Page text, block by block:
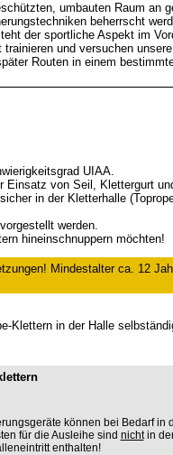
umbauten Raum an
beherrscht
der sportliche Aspekt im
und versuchen unsere
Routen in einem
UIAA.
Einsatz von Seil, Klettergurt
in der Kletterhalle
werden.
hineinschnuppern möchten!
Mindestalter ca. 12
Klettern in der Halle
können bei Bedarf in
für die Ausleihe sind nichtin
enthalten!